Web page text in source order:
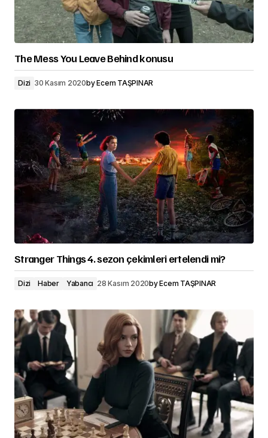
The Mess You Leave Behind konusu
Dizi 30 Kasım 2020byEcem TAŞPINAR
Stranger Things 4. sezon çekimleri ertelendi mi?
Dizi Haber Yabancı 28 Kasım 2020byEcem TAŞPINAR